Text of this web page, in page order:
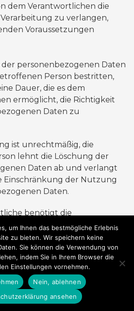
dem Verantwortlichen die
zu verlangen,
Voraussetzungen
der personenbezogenen Daten
Person bestritten,
Dauer, die es dem
ermöglicht, die Richtigkeit
Daten zu
ist unrechtmäßig, die
lehnt die Löschung der
Daten ab und verlangt
Einschränkung der Nutzung
Daten.
benötigt die
Daten für die Zwecke
nicht länger, die betroffene
sie jedoch zur
Ausübung oder
Rechtsansprüchen.
Person hat Widerspruch gegen
gem. Art. 21 Abs. 1 DS-GVO
um Ihnen das bestmögliche Erlebnis
zu bieten. Wir speichern keine
Sie können die Verwendung von
indem Sie in Ihrem Browser die
Einstellungen vornehmen.
Nein, ablehnen
ansehen